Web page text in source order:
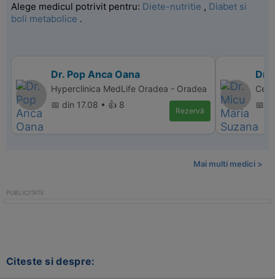
Alege medicul potrivit pentru: Diete-nutritie , Diabet si
boli metabolice .
Dr. Pop Anca Oana
Hyperclinica MedLife Oradea - Oradea
📅 din 17.08 • 👍 8
Rezervă
Dr.
📅
Mai multi medici >
Citeste si despre: